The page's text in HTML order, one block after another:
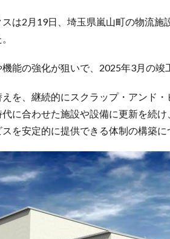
は2月19日、埼玉県嵐山町の物流
能の強化が狙いで、2025年3月の竣
を、継続的にスクラップ・アンド
に合わせた施設や設備に更新を続
を安定的に提供できる体制の構築に